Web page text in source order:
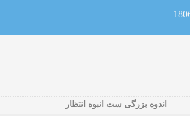
اندوه بزرگی ست انبوه انتظار